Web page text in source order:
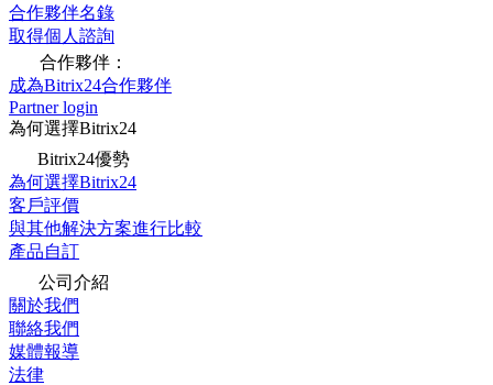
合作夥伴名錄
取得個人諮詢
合作夥伴：
成為Bitrix24合作夥伴
Partner login
為何選擇Bitrix24
Bitrix24優勢
為何選擇Bitrix24
客戶評價
與其他解決方案進行比較
產品自訂
公司介紹
關於我們
聯絡我們
媒體報導
法律